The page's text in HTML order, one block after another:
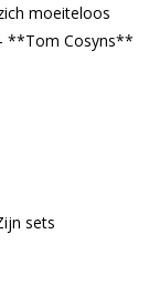
moeiteloos
**Tom Cosyns**
sets